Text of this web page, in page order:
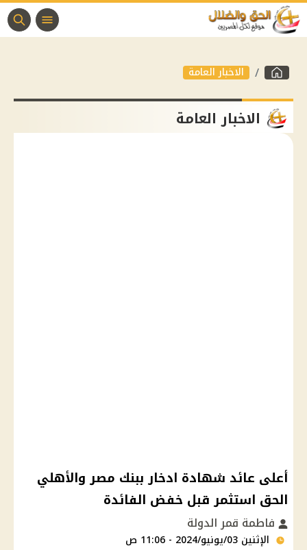
الاخبار العامة
الاخبار العامة
أعلى عائد شهادة ادخار ببنك مصر والأهلي
الحق استثمر قبل خفض الفائدة
فاطمة قمر الدولة
الإثنين 03/يونيو/2024 - 11:06 ص